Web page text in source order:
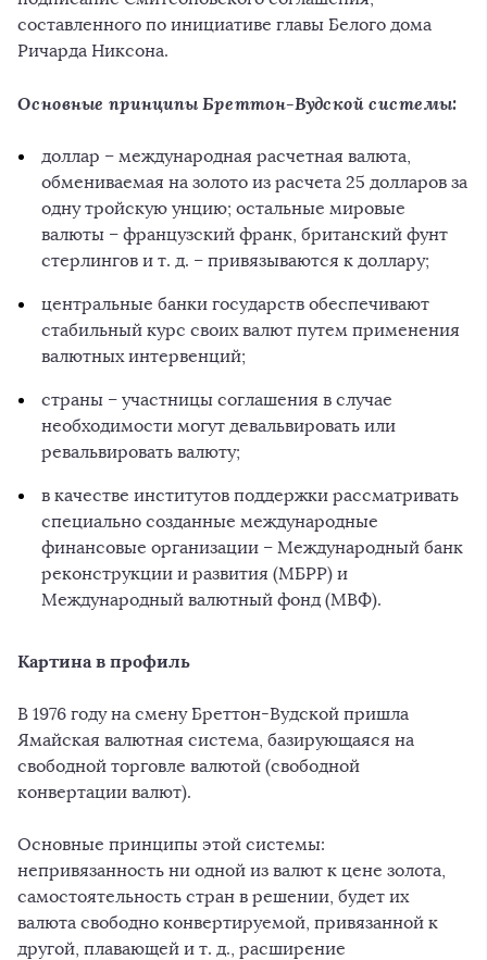
составленного по инициативе главы Белого дома
Ричарда Никсона.
Основные принципы Бреттон-Вудской системы:
доллар – международная расчетная валюта,
обмениваемая на золото из расчета 25 долларов за
одну тройскую унцию; остальные мировые
валюты – французский франк, британский фунт
стерлингов и т. д. – привязываются к доллару;
центральные банки государств обеспечивают
стабильный курс своих валют путем применения
валютных интервенций;
страны – участницы соглашения в случае
необходимости могут девальвировать или
ревальвировать валюту;
в качестве институтов поддержки рассматривать
специально созданные международные
финансовые организации – Международный банк
реконструкции и развития (МБРР) и
Международный валютный фонд (МВФ).
Картина в профиль
В 1976 году на смену Бреттон-Вудской пришла
Ямайская валютная система, базирующаяся на
свободной торговле валютой (свободной
конвертации валют).
Основные принципы этой системы:
непривязанность ни одной из валют к цене золота,
самостоятельность стран в решении, будет их
валюта свободно конвертируемой, привязанной к
другой, плавающей и т. д., расширение